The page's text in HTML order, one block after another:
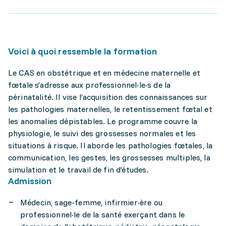
Voici à quoi ressemble la formation
Le CAS en obstétrique et en médecine maternelle et
fœtale s’adresse aux professionnel·le·s de la
périnatalité. Il vise l’acquisition des connaissances sur
les pathologies maternelles, le retentissement fœtal et
les anomalies dépistables. Le programme couvre la
physiologie, le suivi des grossesses normales et les
situations à risque. Il aborde les pathologies fœtales, la
communication, les gestes, les grossesses multiples, la
simulation et le travail de fin d’études.
Admission
Médecin, sage-femme, infirmier·ère ou
professionnel·le de la santé exerçant dans le